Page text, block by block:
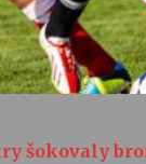
šokovaly